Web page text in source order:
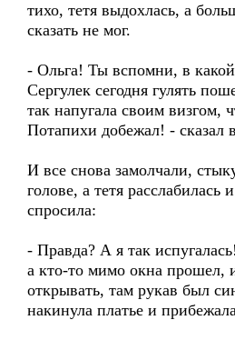
тихо, тетя выдохлась, а
сказать не мог.
- Ольга! Ты вспомни, в
Сергулек сегодня гулять
так напугала своим визгом,
Потапихи добежал! - сказал
И все снова замолчали,
голове, а тетя расслабилась
спросила:
- Правда? А я так
а кто-то мимо окна прошел,
открывать, там рукав был
накинула платье и